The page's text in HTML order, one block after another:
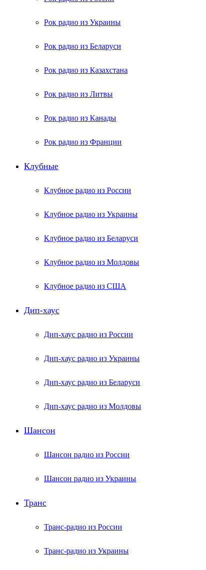
Рок радио из Украины
Рок радио из Беларуси
Рок радио из Казахстана
Рок радио из Литвы
Рок радио из Канады
Рок радио из Франции
Клубные
Клубное радио из России
Клубное радио из Украины
Клубное радио из Беларуси
Клубное радио из Молдовы
Клубное радио из США
Дип-хаус
Дип-хаус радио из России
Дип-хаус радио из Украины
Дип-хаус радио из Беларуси
Дип-хаус радио из Молдовы
Шансон
Шансон радио из России
Шансон радио из Украины
Транс
Транс-радио из России
Транс-радио из Украины